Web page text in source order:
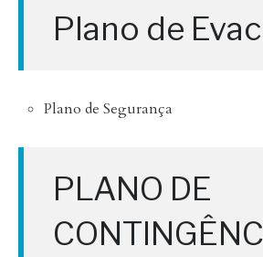
Plano de
Plano de Segurança
PLANO DE